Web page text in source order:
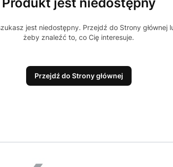
jest niedostępny. Przejdź do Strony głównej
żeby znaleźć to, co Cię interesuje.
Przejdź do Strony głównej